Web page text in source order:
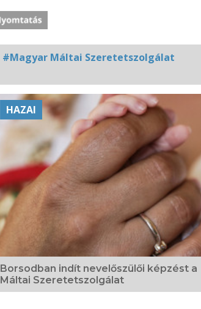
#Magyar Máltai Szeretetszolgálat
HAZAI
Borsodban indít nevelőszülői képzést a
Máltai Szeretetszolgálat